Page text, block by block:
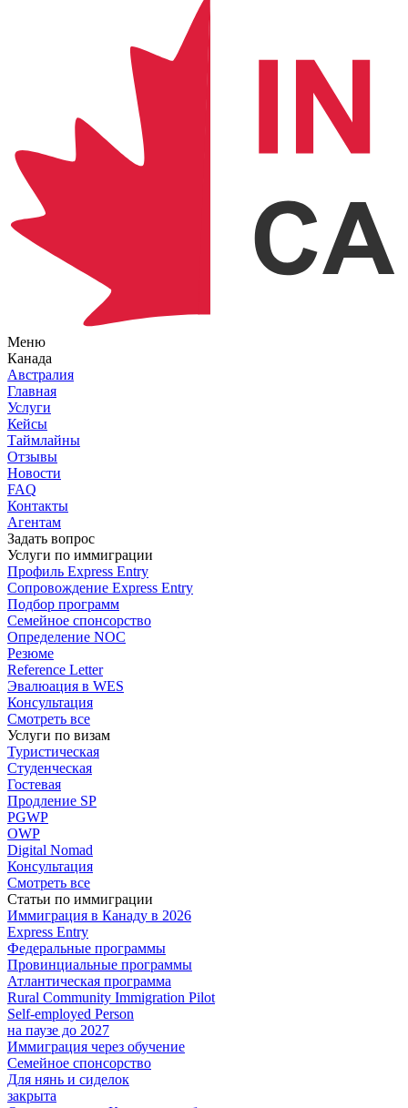
Меню
Канада
Австралия
Главная
Услуги
Кейсы
Таймлайны
Отзывы
Новости
FAQ
Контакты
Агентам
Задать вопрос
Услуги по иммиграции
Профиль Express Entry
Сопровождение Express Entry
Подбор программ
Семейное спонсорство
Определение NOC
Резюме
Reference Letter
Эвалюация в WES
Консультация
Смотреть все
Услуги по визам
Туристическая
Студенческая
Гостевая
Продление SP
PGWP
OWP
Digital Nomad
Консультация
Смотреть все
Статьи по иммиграции
Иммиграция в Канаду в 2026
Express Entry
Федеральные программы
Провинциальные программы
Атлантическая программа
Rural Community Immigration Pilot
Self-employed Person
на паузе до 2027
Иммиграция через обучение
Семейное спонсорство
Для нянь и сиделок
закрыта